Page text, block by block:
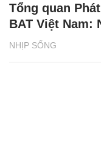
NHỊP SỐNG
Tổng quan
BAT Việt Nam: